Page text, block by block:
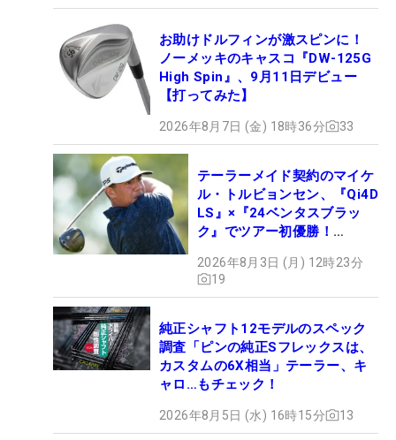
お助けドルフィンが激スピンに！
ノーメッキのキャスコ『DW-125G
High Spin』、9月11日デビュー
【打ってみた】
2026年8月7日 (金) 18時36分 33
テーラーメイド契約のマイケ
ル・トルビョンセン、『Qi4D
LS』×『24ベンタスブラッ
ク』でツアー初優勝！
2026年8月3日 (月) 12時23分
19
純正シャフト12モデルのスペック
調査「ピンの純正Sフレックスは、
カスタムの6X相当」テーラー、キ
ャロ…もチェック！
2026年8月5日 (水) 16時15分 13